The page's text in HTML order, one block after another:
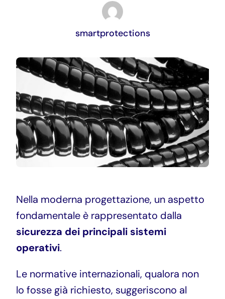
DOWNLOAD
smartprotections
Nella moderna progettazione, un aspetto
fondamentale è rappresentato dalla
sicurezza dei principali sistemi
operativi.
Le normative internazionali, qualora non
lo fosse già richiesto, suggeriscono al